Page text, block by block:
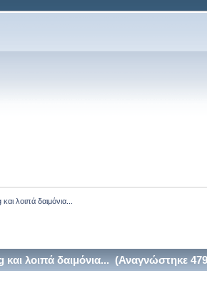
λοιπά δαιμόνια...
λοιπά δαιμόνια... (Αναγνώστηκε